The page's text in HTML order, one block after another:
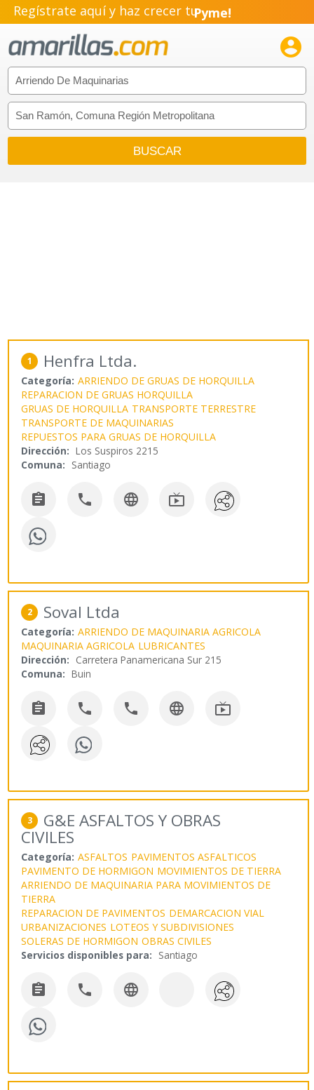
Regístrate aquí y haz crecer tuPyme!
Emprendimiento!

1 Henfra Ltda.
Categoría: ARRIENDO DE GRUAS DE HORQUILLA
REPARACION DE GRUAS HORQUILLA
GRUAS DE HORQUILLA TRANSPORTE TERRESTRE
TRANSPORTE DE MAQUINARIAS
REPUESTOS PARA GRUAS DE HORQUILLA
Dirección: Los Suspiros 2215
Comuna: Santiago
   
2 Soval Ltda
Categoría: ARRIENDO DE MAQUINARIA AGRICOLA
MAQUINARIA AGRICOLA LUBRICANTES
Dirección: Carretera Panamericana Sur 215
Comuna: Buin
    
3 G&E ASFALTOS Y OBRAS
CIVILES
Categoría: ASFALTOS PAVIMENTOS ASFALTICOS
PAVIMENTO DE HORMIGON MOVIMIENTOS DE TIERRA
ARRIENDO DE MAQUINARIA PARA MOVIMIENTOS DE
TIERRA
REPARACION DE PAVIMENTOS DEMARCACION VIAL
URBANIZACIONES LOTEOS Y SUBDIVISIONES
SOLERAS DE HORMIGON OBRAS CIVILES
Servicios disponibles para: Santiago
  